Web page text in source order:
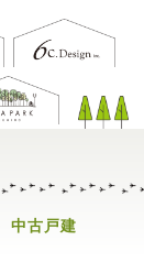
中古戸建